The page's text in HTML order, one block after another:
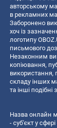
авторському
в рекламних
Заборонено
хоч із
логотипу
письмового
Незаконним
копiювання,
використання,
складу інших
та інші подібні
Назва онлайн
- суб'єкт у